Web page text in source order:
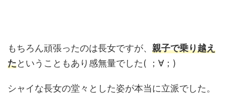
もちろん頑張ったのは長女ですが、 親子で乗り越え
たということもあり感無量でした( ；∀；)
シャイな長女の堂々とした姿が本当に立派でした。